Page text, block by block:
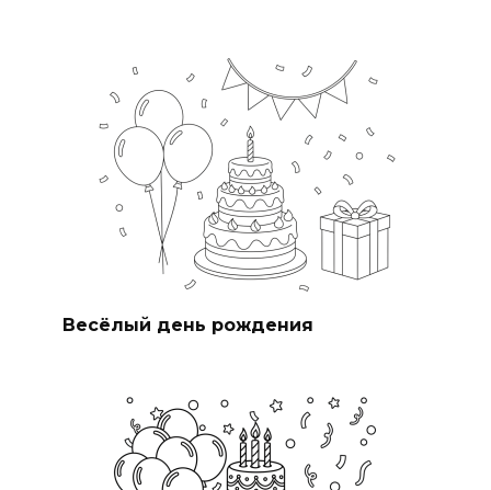
Весёлый день рождения